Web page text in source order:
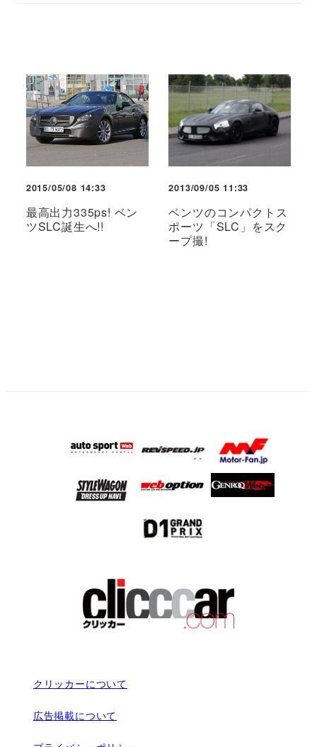
2015/05/08 14:33
最高出力335ps! ベン
ツSLC誕生へ!!
2013/09/05 11:33
ベンツのコンパクトス
ポーツ「SLC」をスク
ープ撮!
クリッカーについて
広告掲載について